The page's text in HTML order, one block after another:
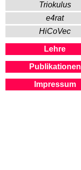
Triokulus
e4rat
HiCoVec
Lehre
Publikationen
Impressum